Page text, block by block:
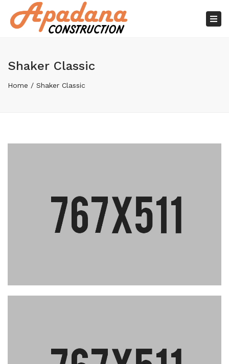
Shaker Classic
Home Shaker Classic